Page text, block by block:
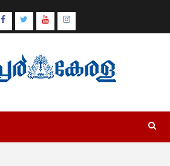
Facebook
TwitterYoutubeInstagram